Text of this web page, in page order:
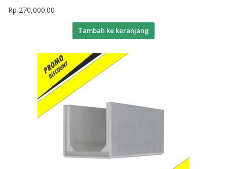
Rp 270,000.00
Tambah ke keranjang